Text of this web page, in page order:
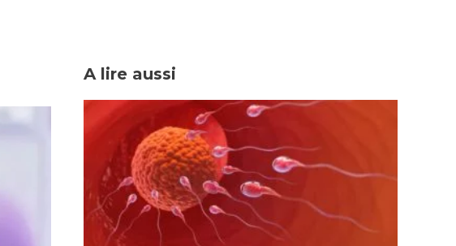
A lire aussi